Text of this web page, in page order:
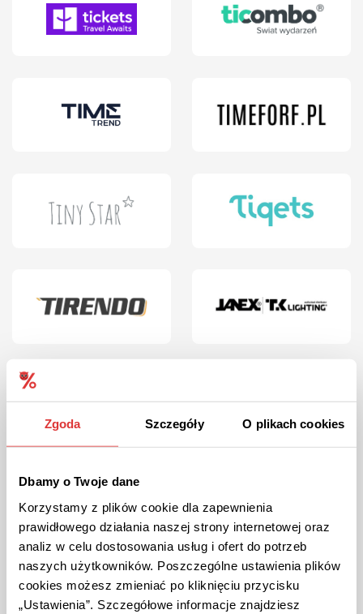
Zgoda Szczegóły O plikach cookies
Dbamy o Twoje dane
Korzystamy z plików cookie dla zapewnienia
prawidłowego działania naszej strony internetowej oraz
analiz w celu dostosowania usług i ofert do potrzeb
naszych użytkowników. Poszczególne ustawienia plików
cookies możesz zmieniać po kliknięciu przycisku
„Ustawienia”. Szczegółowe informacje znajdziesz